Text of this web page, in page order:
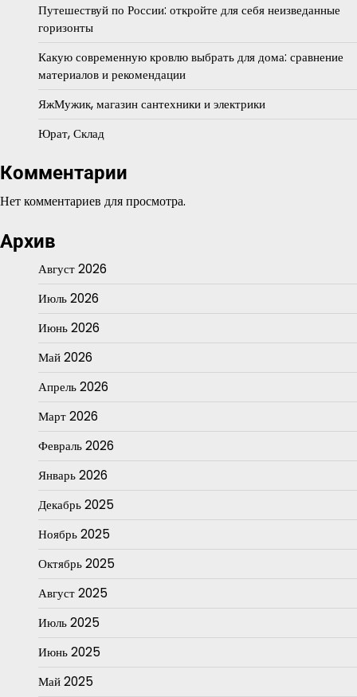
Путешествуй по России: откройте для себя неизведанные
горизонты
Какую современную кровлю выбрать для дома: сравнение
материалов и рекомендации
ЯжМужик, магазин сантехники и электрики
Юрат, Склад
Комментарии
Нет комментариев для просмотра.
Архив
Август 2026
Июль 2026
Июнь 2026
Май 2026
Апрель 2026
Март 2026
Февраль 2026
Январь 2026
Декабрь 2025
Ноябрь 2025
Октябрь 2025
Август 2025
Июль 2025
Июнь 2025
Май 2025